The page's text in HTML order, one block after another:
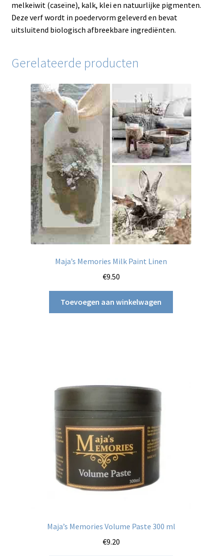
melkeiwit (caseïne), kalk, klei en natuurlijke pigmenten.
Deze verf wordt in poedervorm geleverd en bevat
uitsluitend biologisch afbreekbare ingrediënten.
Gerelateerde producten
Maja’s Memories Milk Paint Linen
€9.50
Toevoegen aan winkelwagen
Maja’s Memories Volume Paste 300 ml
€9.20